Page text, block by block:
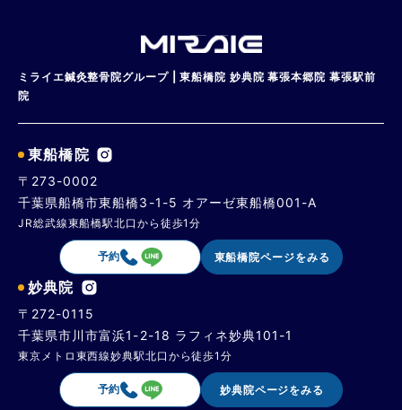
ミライエ鍼灸整骨院グループ | 東船橋院 妙典院 幕張本郷院 幕張駅前
院
東船橋院
〒273-0002
千葉県船橋市東船橋3-1-5 オアーゼ東船橋001-A
JR総武線東船橋駅北口から徒歩1分
予約 東船橋院ページをみる
妙典院
〒272-0115
千葉県市川市富浜1-2-18 ラフィネ妙典101-1
東京メトロ東西線妙典駅北口から徒歩1分
予約 妙典院ページをみる